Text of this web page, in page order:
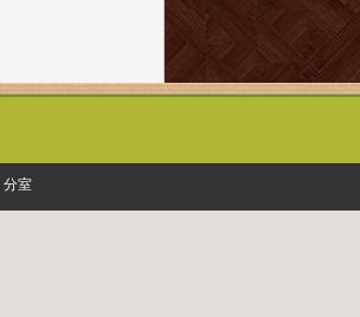
分室